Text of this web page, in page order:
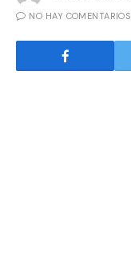
NO HAY COMENTARIOS